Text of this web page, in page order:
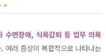
수면장애, 식욕감퇴 등 업무 의욕
여러 증상이 복합적으로 나타나는